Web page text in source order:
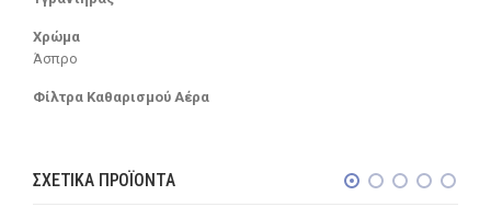
Χρώμα
Άσπρο
Φίλτρα Καθαρισμού Αέρα
ΣΧΕΤΙΚΆ ΠΡΟΪΌΝΤΑ